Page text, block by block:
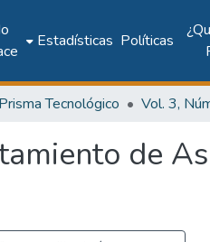
Estadísticas Políticas
Prisma Tecnológico
de